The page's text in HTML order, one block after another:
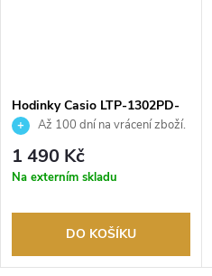
Hodinky Casio LTP-1302PD-
7A1VEGAž 100 dní na vrácení zboží.
Autorizovaný prodejce.
1 490 Kč
Na externím skladu
DO KOŠÍKU